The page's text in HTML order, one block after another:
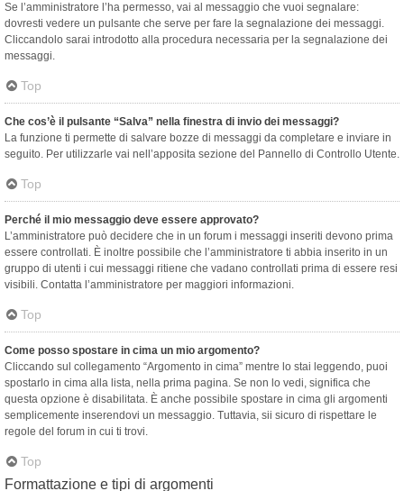
Se l’amministratore l’ha permesso, vai al messaggio che vuoi segnalare:
dovresti vedere un pulsante che serve per fare la segnalazione dei messaggi.
Cliccandolo sarai introdotto alla procedura necessaria per la segnalazione dei
messaggi.
Top
Che cos’è il pulsante “Salva” nella finestra di invio dei messaggi?
La funzione ti permette di salvare bozze di messaggi da completare e inviare in
seguito. Per utilizzarle vai nell’apposita sezione del Pannello di Controllo Utente.
Top
Perché il mio messaggio deve essere approvato?
L’amministratore può decidere che in un forum i messaggi inseriti devono prima
essere controllati. È inoltre possibile che l’amministratore ti abbia inserito in un
gruppo di utenti i cui messaggi ritiene che vadano controllati prima di essere resi
visibili. Contatta l’amministratore per maggiori informazioni.
Top
Come posso spostare in cima un mio argomento?
Cliccando sul collegamento “Argomento in cima” mentre lo stai leggendo, puoi
spostarlo in cima alla lista, nella prima pagina. Se non lo vedi, significa che
questa opzione è disabilitata. È anche possibile spostare in cima gli argomenti
semplicemente inserendovi un messaggio. Tuttavia, sii sicuro di rispettare le
regole del forum in cui ti trovi.
Top
Formattazione e tipi di argomenti